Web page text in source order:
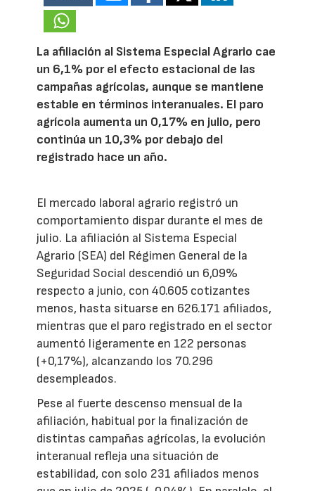
La afiliación al Sistema Especial Agrario cae
un 6,1% por el efecto estacional de las
campañas agrícolas, aunque se mantiene
estable en términos interanuales. El paro
agrícola aumenta un 0,17% en julio, pero
continúa un 10,3% por debajo del
registrado hace un año.
El mercado laboral agrario registró un
comportamiento dispar durante el mes de
julio. La afiliación al Sistema Especial
Agrario (SEA) del Régimen General de la
Seguridad Social descendió un 6,09%
respecto a junio, con 40.605 cotizantes
menos, hasta situarse en 626.171 afiliados,
mientras que el paro registrado en el sector
aumentó ligeramente en 122 personas
(+0,17%), alcanzando los 70.296
desempleados.
Pese al fuerte descenso mensual de la
afiliación, habitual por la finalización de
distintas campañas agrícolas, la evolución
interanual refleja una situación de
estabilidad, con solo 231 afiliados menos